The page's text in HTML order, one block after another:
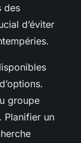
des
d’éviter
groupe
Planifier un